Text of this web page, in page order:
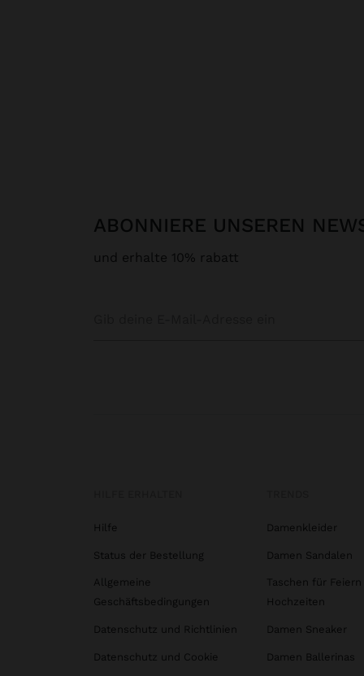
ABONNIERE UNSEREN
und erhalte 10% rabatt
Hilfe
Status der Bestellung
Allgemeine
Geschäftsbedingungen
Datenschutz und Richtlinien
Datenschutz und Cookie
Damenkleider
Damen Sandalen
Taschen für Feiern
Hochzeiten
Damen Sneaker
Damen Ballerinas